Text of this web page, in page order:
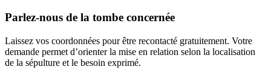
Parlez-nous de la tombe concernée
Laissez vos coordonnées pour être recontacté gratuitement. Votre
demande permet d’orienter la mise en relation selon la localisation
de la sépulture et le besoin exprimé.